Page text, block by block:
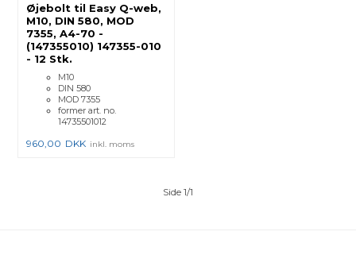
Øjebolt til Easy Q-web,
M10, DIN 580, MOD
7355, A4-70 -
(147355010) 147355-010
- 12 Stk.
M10
DIN 580
MOD 7355
former art. no.
14735501012
960,00 DKK inkl. moms
Side 1/1